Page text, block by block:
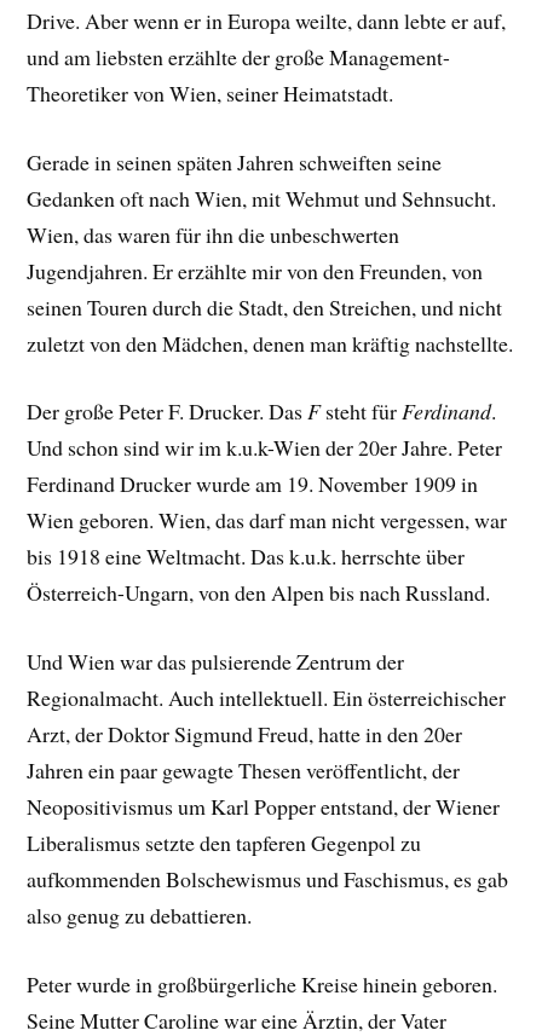
Drive. Aber wenn er in Europa weilte, dann lebte er auf,
und am liebsten erzählte der große Management-
Theoretiker von Wien, seiner Heimatstadt.
Gerade in seinen späten Jahren schweiften seine
Gedanken oft nach Wien, mit Wehmut und Sehnsucht.
Wien, das waren für ihn die unbeschwerten
Jugendjahren. Er erzählte mir von den Freunden, von
seinen Touren durch die Stadt, den Streichen, und nicht
zuletzt von den Mädchen, denen man kräftig nachstellte.
Der große Peter F. Drucker. DasFsteht fürFerdinand.
Und schon sind wir im k.u.k-Wien der 20er Jahre. Peter
Ferdinand Drucker wurde am 19. November 1909 in
Wien geboren. Wien, das darf man nicht vergessen, war
bis 1918 eine Weltmacht. Das k.u.k. herrschte über
Österreich-Ungarn, von den Alpen bis nach Russland.
Und Wien war das pulsierende Zentrum der
Regionalmacht. Auch intellektuell. Ein österreichischer
Arzt, der Doktor Sigmund Freud, hatte in den 20er
Jahren ein paar gewagte Thesen veröffentlicht, der
Neopositivismus um Karl Popper entstand, der Wiener
Liberalismus setzte den tapferen Gegenpol zu
aufkommenden Bolschewismus und Faschismus, es gab
also genug zu debattieren.
Peter wurde in großbürgerliche Kreise hinein geboren.
Seine Mutter Caroline war eine Ärztin, der Vater